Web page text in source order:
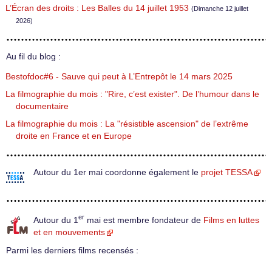
L’Écran des droits : Les Balles du 14 juillet 1953 (Dimanche 12 juillet
2026)
Au fil du blog :
Bestofdoc#6 - Sauve qui peut à L’Entrepôt le 14 mars 2025
La filmographie du mois : "Rire, c’est exister". De l’humour dans le
documentaire
La filmographie du mois : La "résistible ascension" de l’extrême
droite en France et en Europe
Autour du 1er mai coordonne également le projet TESSA
Autour du 1 er mai est membre fondateur de Films en luttes
et en mouvements
Parmi les derniers films recensés :